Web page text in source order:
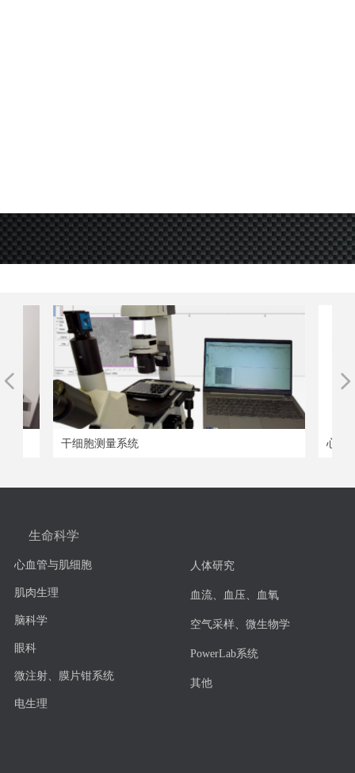
干细胞测量系统 心肌组织
넳 넲
生命科学
心血管与肌细胞
肌肉生理
脑科学
眼科
微注射、膜片钳系统
电生理
人体研究
血流、血压、血氧
空气采样、微生物学
PowerLab系统
其他